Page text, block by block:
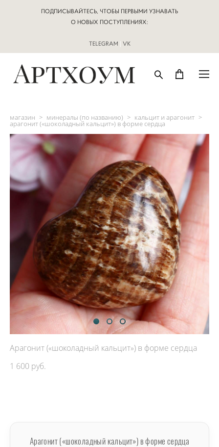
ПОДПИСЫВАЙТЕСЬ, ЧТОБЫ ПЕРВЫМИ УЗНАВАТЬ
О НОВЫХ ПОСТУПЛЕНИЯХ:
TELEGRAM | VK
магазин > минералы (по названию) > кальцит и арагонит >
арагонит («шоколадный кальцит») в форме сердца
Арагонит («шоколадный кальцит») в форме сердца
1 600 pуб.
Арагонит («шоколадный кальцит») в форме сердца